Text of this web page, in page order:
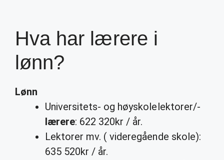
Hva har lærere i
lønn?
Lønn
Universitets- og høyskolelektorer/-
lærere: 622 320kr / år.
Lektorer mv. ( videregående skole):
635 520kr / år.